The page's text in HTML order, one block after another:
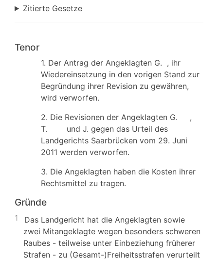
Zitierte Gesetze
Tenor
1. Der Antrag der Angeklagten G. , ihr
Wiedereinsetzung in den vorigen Stand zur
Begründung ihrer Revision zu gewähren,
wird verworfen.
2. Die Revisionen der Angeklagten G. ,
T. und J. gegen das Urteil des
Landgerichts Saarbrücken vom 29. Juni
2011 werden verworfen.
3. Die Angeklagten haben die Kosten ihrer
Rechtsmittel zu tragen.
Gründe
1
Das Landgericht hat die Angeklagten sowie
zwei Mitangeklagte wegen besonders schweren
Raubes - teilweise unter Einbeziehung früherer
Strafen - zu (Gesamt-)Freiheitsstrafen verurteilt